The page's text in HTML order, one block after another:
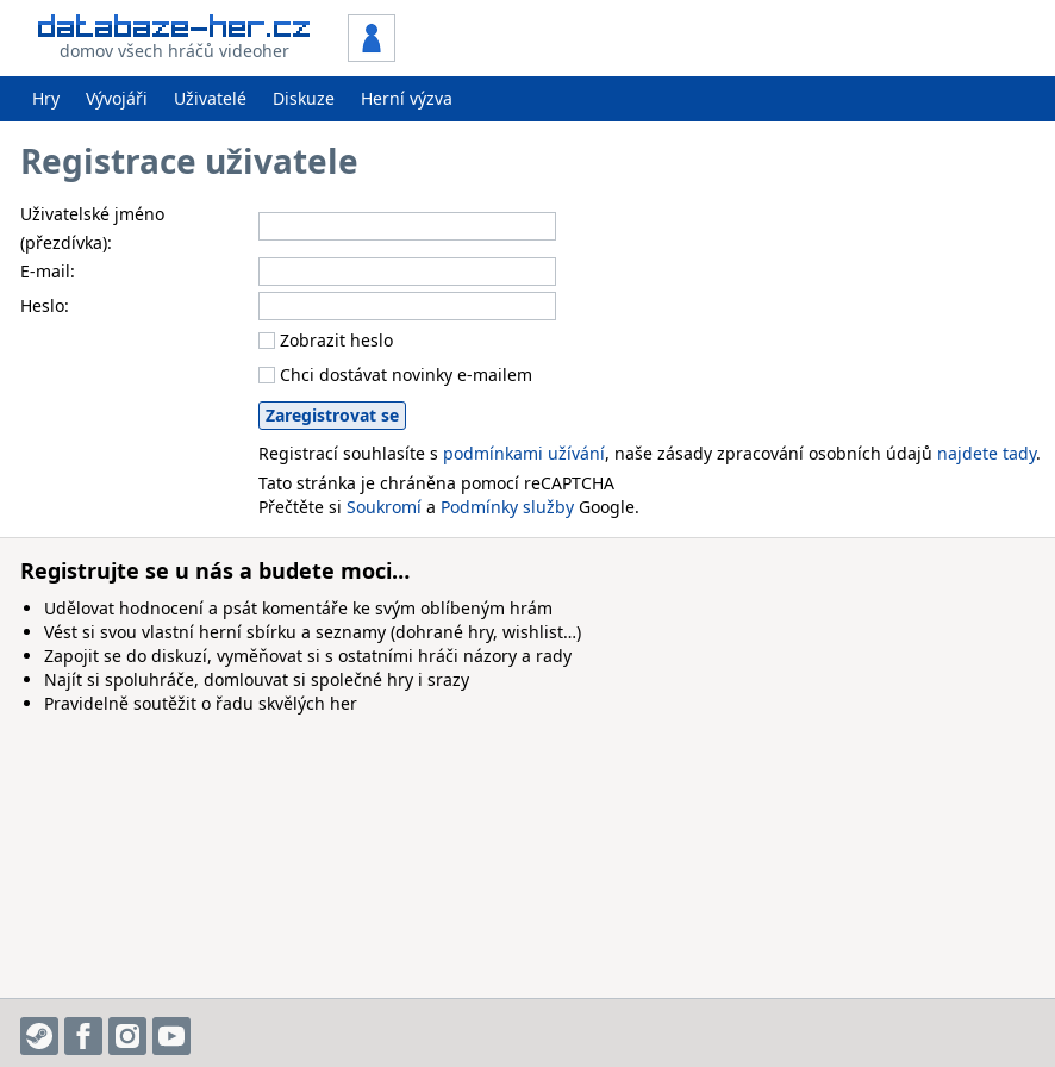
domov všech hráčů videoher
Hry Vývojáři Uživatelé Diskuze Herní výzva
Registrace uživatele
Uživatelské jméno
(přezdívka):
E-mail:
Heslo:
Zobrazit heslo
Chci dostávat novinky e-mailem
Registrací souhlasíte s podmínkami užívání, naše zásady zpracování osobních údajů najdete tady.
Tato stránka je chráněna pomocí reCAPTCHA
Přečtěte si Soukromí a Podmínky služby Google.
Registrujte se u nás a budete moci…
Udělovat hodnocení a psát komentáře ke svým oblíbeným hrám
Vést si svou vlastní herní sbírku a seznamy (dohrané hry, wishlist…)
Zapojit se do diskuzí, vyměňovat si s ostatními hráči názory a rady
Najít si spoluhráče, domlouvat si společné hry i srazy
Pravidelně soutěžit o řadu skvělých her